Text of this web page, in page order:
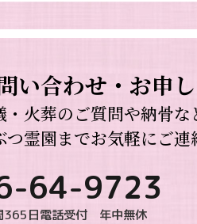
い合わせ・お申
・火葬のご質問や納骨な
霊園までお気軽にご連
64-9723
日電話受付 年中無休